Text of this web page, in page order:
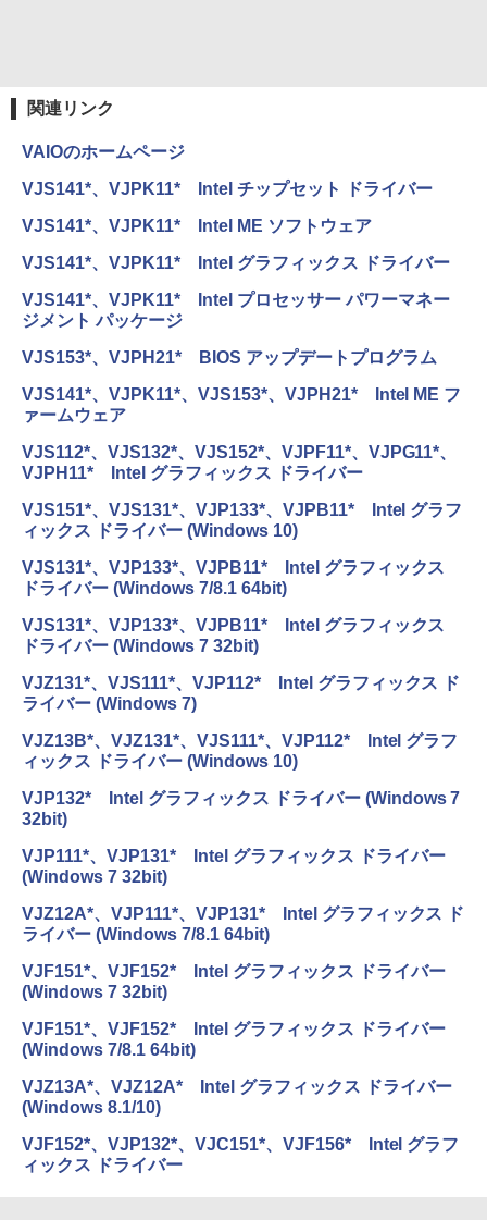
関連リンク
VAIOのホームページ
VJS141*、VJPK11* Intel チップセット ドライバー
VJS141*、VJPK11* Intel ME ソフトウェア
VJS141*、VJPK11* Intel グラフィックス ドライバー
VJS141*、VJPK11* Intel プロセッサー パワーマネー
ジメント パッケージ
VJS153*、VJPH21* BIOS アップデートプログラム
VJS141*、VJPK11*、VJS153*、VJPH21* Intel ME フ
ァームウェア
VJS112*、VJS132*、VJS152*、VJPF11*、VJPG11*、
VJPH11* Intel グラフィックス ドライバー
VJS151*、VJS131*、VJP133*、VJPB11* Intel グラフ
ィックス ドライバー (Windows 10)
VJS131*、VJP133*、VJPB11* Intel グラフィックス
ドライバー (Windows 7/8.1 64bit)
VJS131*、VJP133*、VJPB11* Intel グラフィックス
ドライバー (Windows 7 32bit)
VJZ131*、VJS111*、VJP112* Intel グラフィックス ド
ライバー (Windows 7)
VJZ13B*、VJZ131*、VJS111*、VJP112* Intel グラフ
ィックス ドライバー (Windows 10)
VJP132* Intel グラフィックス ドライバー (Windows 7
32bit)
VJP111*、VJP131* Intel グラフィックス ドライバー
(Windows 7 32bit)
VJZ12A*、VJP111*、VJP131* Intel グラフィックス ド
ライバー (Windows 7/8.1 64bit)
VJF151*、VJF152* Intel グラフィックス ドライバー
(Windows 7 32bit)
VJF151*、VJF152* Intel グラフィックス ドライバー
(Windows 7/8.1 64bit)
VJZ13A*、VJZ12A* Intel グラフィックス ドライバー
(Windows 8.1/10)
VJF152*、VJP132*、VJC151*、VJF156* Intel グラフ
ィックス ドライバー